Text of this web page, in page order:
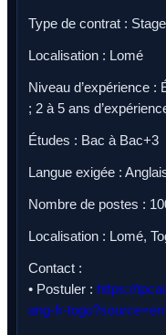
Type de contrat : Stage
Localisation : Lomé
Niveau d’expérience :
; 2 à 5 ans
Études : Bac à Bac+3
Langue exigée :
Nombre de postes :
Localisation : Lomé,
Contact :
• Postuler : https://
ang-fr-